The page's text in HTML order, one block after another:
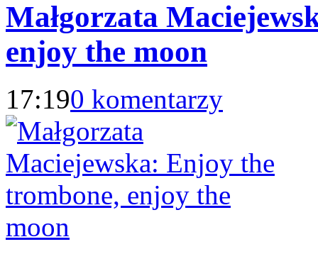
Małgorzata
enjoy the moon
17:190 komentarzy